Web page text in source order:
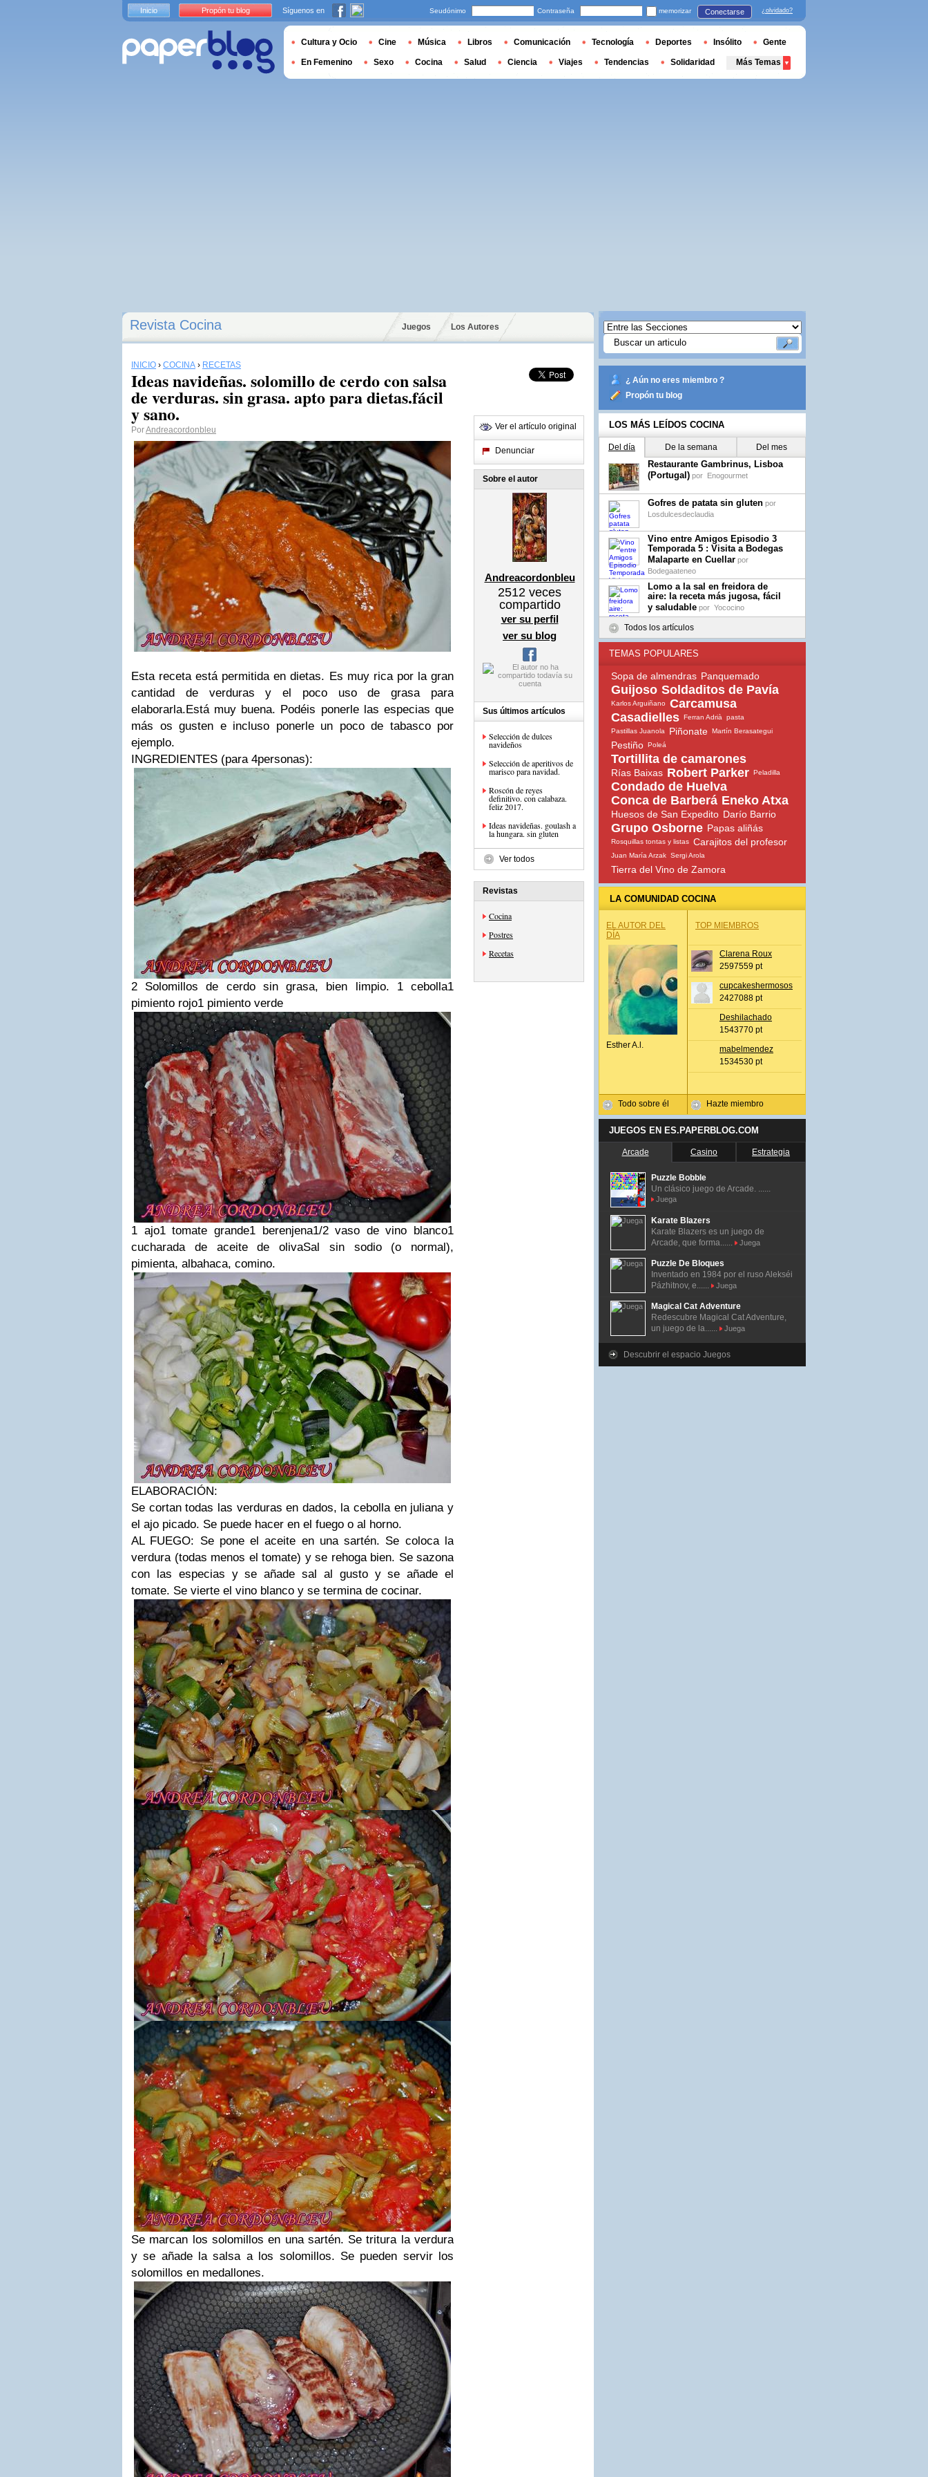
Revista Cocina Juegos Los Autores
INICIO › COCINA › RECETAS
Ideas navideñas. solomillo de cerdo con salsa
de verduras. sin grasa. apto para dietas.fácil
y sano.
PorAndreacordonbleu
Esta receta está permitida en dietas. Es muy rica por la gran
cantidad de verduras y el poco uso de grasa para
elaborarla.Está muy buena. Podéis ponerle las especias que
más os gusten e incluso ponerle un poco de tabasco por
ejemplo.
INGREDIENTES (para 4personas):
2 Solomillos de cerdo sin grasa, bien limpio. 1 cebolla1
pimiento rojo1 pimiento verde
1 ajo1 tomate grande1 berenjena1/2 vaso de vino blanco1
cucharada de aceite de olivaSal sin sodio (o normal),
pimienta, albahaca, comino.
ELABORACIÓN:
Se cortan todas las verduras en dados, la cebolla en juliana y
el ajo picado. Se puede hacer en el fuego o al horno.
AL FUEGO: Se pone el aceite en una sartén. Se coloca la
verdura (todas menos el tomate) y se rehoga bien. Se sazona
con las especias y se añade sal al gusto y se añade el
tomate. Se vierte el vino blanco y se termina de cocinar.
Se marcan los solomillos en una sartén. Se tritura la verdura
y se añade la salsa a los solomillos. Se pueden servir los
solomillos en medallones.
Ver el artículo original
Denunciar
Sobre el autor
Andreacordonbleu
2512 veces
compartido
ver su perfil
ver su blog
Sus últimos artículos
Selección de dulces
navideños
Selección de aperitivos de
marisco para navidad.
Roscón de reyes
definitivo. con calabaza.
feliz 2017.
Ideas navideñas. goulash a
la hungara. sin gluten
Ver todos
Revistas
Cocina
Postres
Recetas
¿ Aún no eres miembro ?
Propón tu blog
LOS MÁS LEÍDOS COCINA
Del día De la semana Del mes
Restaurante Gambrinus, Lisboa
(Portugal) por Enogourmet
Gofres de patata sin gluten por
Losdulcesdeclaudia
Vino entre Amigos Episodio 3
Temporada 5 : Visita a Bodegas
Malaparte en Cuellar por
Bodegaateneo
Lomo a la sal en freidora de
aire: la receta más jugosa, fácil
y saludable por Yococino
Todos los artículos
TEMAS POPULARES
Sopa de almendras Panquemado
Guijoso Soldaditos de Pavía
Karlos Arguiñano
Carcamusa
Casadielles Ferran Adrià
pasta
Pastillas Juanola
Piñonate Martín Berasategui
Pestiño Poleá
Tortillita de camarones
Rías Baixas Robert Parker Peladilla
Condado de Huelva
Conca de Barberá Eneko Atxa
Huesos de San Expedito Darío Barrio
Grupo Osborne Papas aliñás
Rosquillas tontas y listas Carajitos del profesor
Juan María Arzak Sergi Arola
Tierra del Vino de Zamora
LA COMUNIDAD COCINA
EL AUTOR DEL
DÍA
Esther A.l.
Todo sobre él
TOP MIEMBROS
Clarena Roux
2597559 pt
cupcakeshermosos
2427088 pt
Deshilachado
1543770 pt
mabelmendez
1534530 pt
Hazte miembro
JUEGOS EN ES.PAPERBLOG.COM
Arcade Casino Estrategia
Puzzle Bobble
Un clásico juego de Arcade. ......
Juega
Karate Blazers
Karate Blazers es un juego de
Arcade, que forma......
Juega
Puzzle De Bloques
Inventado en 1984 por el ruso Alekséi
Pázhitnov, e......
Juega
Magical Cat Adventure
Redescubre Magical Cat Adventure,
un juego de la......
Juega
Descubrir el espacio Juegos
Inicio Propón tu blog Síguenos en Seudónimo Contraseña memorizar Conectarse ¿olvidado?
Cultura y Ocio Cine Música Libros Comunicación Tecnología Deportes Insólito Gente
En Femenino Sexo Cocina Salud Ciencia Viajes Tendencias Solidaridad Más Temas